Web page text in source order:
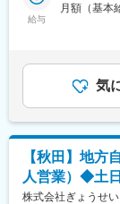
ラを支える
株式会社
ーネット、
開する地域
サービスや
たなキャリ
変更の範囲
していただ
・営業：
ともに、
に挑戦する
■提供サー
・業務効率
行政事務の
給与
月額（基本
す。月給(
気
【秋田】地方
人営業）◆土
株式会社ぎょうせい